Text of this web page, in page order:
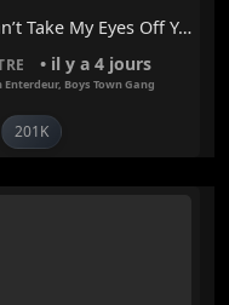
Can’t Take My Eyes Off You – Bon Enterdeur, Boys Town Gang
• il y a 4 jours
Enterdeur, Boys Town Gang
201K